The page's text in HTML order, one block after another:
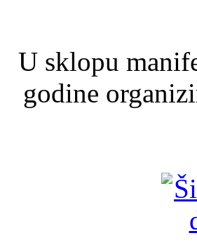
U sklopu
godine